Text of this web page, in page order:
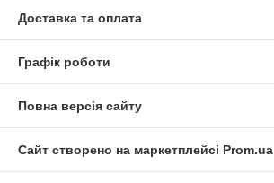
Доставка та оплата
Графік роботи
Повна версія сайту
Сайт створено на маркетплейсі Prom.ua